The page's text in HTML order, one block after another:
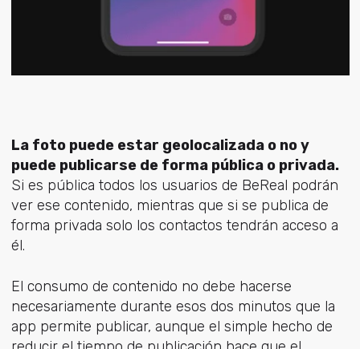
La foto puede estar geolocalizada o no y
puede publicarse de forma pública o privada.
Si es pública todos los usuarios de BeReal podrán
ver ese contenido, mientras que si se publica de
forma privada solo los contactos tendrán acceso a
él.
El consumo de contenido no debe hacerse
necesariamente durante esos dos minutos que la
app permite publicar, aunque el simple hecho de